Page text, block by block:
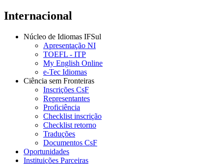
Internacional
Núcleo de Idiomas IFSul
Apresentação NI
TOEFL - ITP
My English Online
e-Tec Idiomas
Ciência sem Fronteiras
Inscrições CsF
Representantes
Proficiência
Checklist inscrição
Checklist retorno
Traduções
Documentos CsF
Oportunidades
Instituições Parceiras